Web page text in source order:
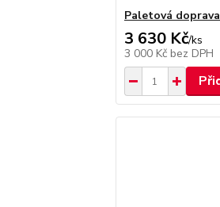
Paletová
3 630 Kč/ks
3 000 Kč bez DPH